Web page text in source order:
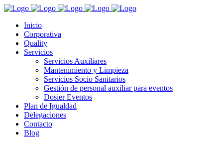
Inicio
Corporativa
Quality
Servicios
Servicios Auxiliares
Mantenimiento y Limpieza
Servicios Socio Sanitarios
Gestión de personal auxiliar para eventos
Dosier Eventos
Plan de Igualdad
Delegaciones
Contacto
Blog